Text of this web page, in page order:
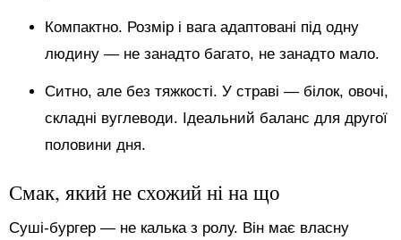
Компактно. Розмір і вага адаптовані під одну
людину — не занадто багато, не занадто мало.
Ситно, але без тяжкості. У страві — білок, овочі,
складні вуглеводи. Ідеальний баланс для другої
половини дня.
Смак, який не схожий ні на що
Суші-бургер — не калька з ролу. Він має власну